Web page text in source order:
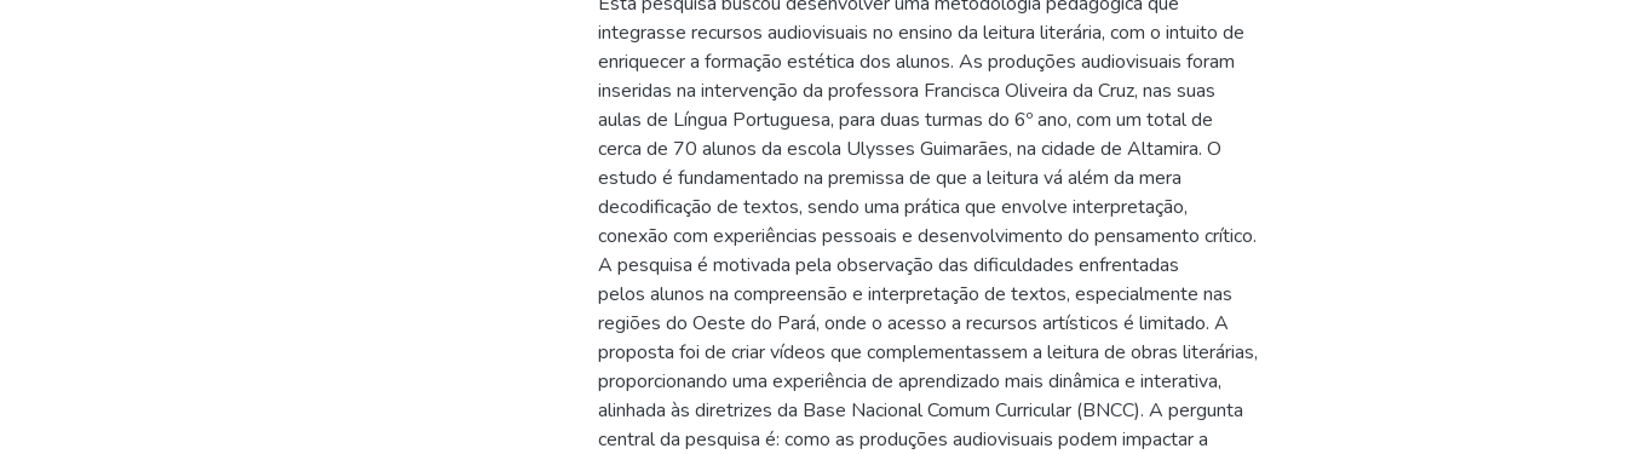
integrasse recursos audiovisuais no ensino da leitura literária, com o intuito de
enriquecer a formação estética dos alunos. As produções audiovisuais foram
inseridas na intervenção da professora Francisca Oliveira da Cruz, nas suas
aulas de Língua Portuguesa, para duas turmas do 6º ano, com um total de
cerca de 70 alunos da escola Ulysses Guimarães, na cidade de Altamira. O
estudo é fundamentado na premissa de que a leitura vá além da mera
decodificação de textos, sendo uma prática que envolve interpretação,
conexão com experiências pessoais e desenvolvimento do pensamento crítico.
A pesquisa é motivada pela observação das dificuldades enfrentadas
pelos alunos na compreensão e interpretação de textos, especialmente nas
regiões do Oeste do Pará, onde o acesso a recursos artísticos é limitado. A
proposta foi de criar vídeos que complementassem a leitura de obras literárias,
proporcionando uma experiência de aprendizado mais dinâmica e interativa,
alinhada às diretrizes da Base Nacional Comum Curricular (BNCC). A pergunta
central da pesquisa é: como as produções audiovisuais podem impactar a